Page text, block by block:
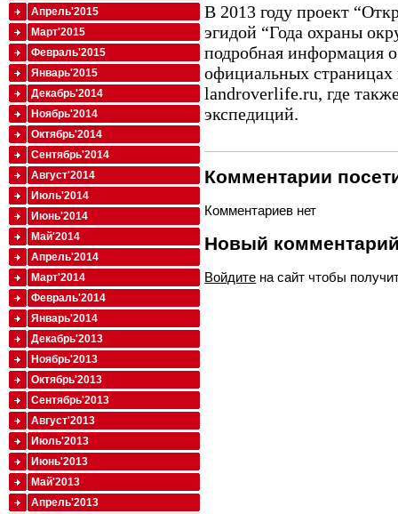
В 2013 году проект
эгидой “Года охраны
подробная информация
официальных страницах
landroverlife.ru, где
экспедиций.
Комментарии
Комментариев нет
Новый
Войдите на сайт чтобы
Апрель'2015
Март'2015
Февраль'2015
Январь'2015
Декабрь'2014
Ноябрь'2014
Октябрь'2014
Сентябрь'2014
Август'2014
Июль'2014
Июнь'2014
Май'2014
Апрель'2014
Март'2014
Февраль'2014
Январь'2014
Декабрь'2013
Ноябрь'2013
Октябрь'2013
Сентябрь'2013
Август'2013
Июль'2013
Июнь'2013
Май'2013
Апрель'2013